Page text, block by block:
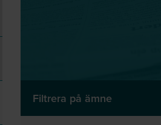
Filtrera på ämne